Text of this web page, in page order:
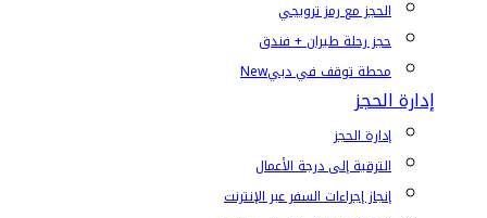
الحجز مع رمز ترويجي
حجز رحلة طيران + فندق
محطة توقف في دبيNew
إدارة الحجز
إدارة الحجز
الترقية إلى درجة الأعمال
إنجاز إجراءات السفر عبر الإنترنت